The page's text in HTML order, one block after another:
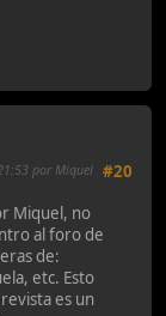
#20
por Miquel
Miquel, no
al foro de
de:
etc. Esto
es un